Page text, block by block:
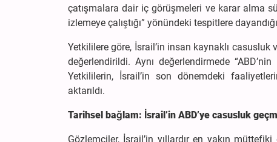
çatışmalara dair iç görüşmeleri ve karar alma
izlemeye çalıştığı” yönündeki tespitlere
Yetkililere göre, İsrail’in insan kaynaklı
değerlendirildi. Aynı değerlendirmede
Yetkililerin, İsrail’in son dönemdeki
aktarıldı.
Tarihsel bağlam: İsrail’in ABD’ye casusluk
Gözlemciler, İsrail’in yıllardır en yakın